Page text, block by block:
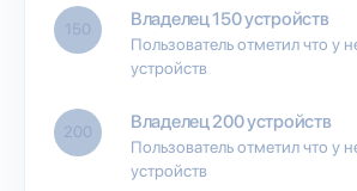
150 Владелец 150 устройств
Пользователь отметил что у
устройств
200 Владелец 200 устройств
Пользователь отметил что у
устройств